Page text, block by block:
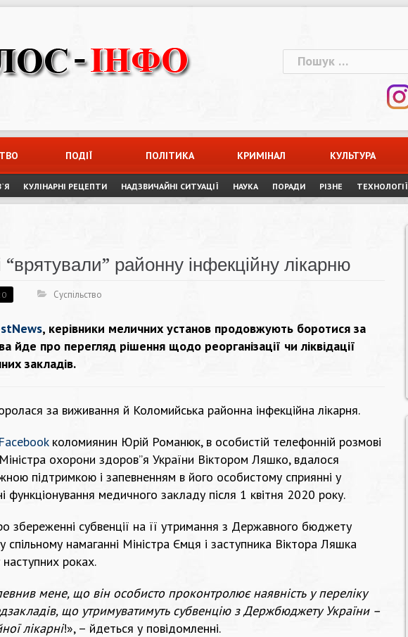
Пошук:
ПОДІЇ ПОЛІТИКА КРИМІНАЛ КУЛЬТУРА
КУЛІНАРНІ РЕЦЕПТИ НАДЗВИЧАЙНІ СИТУАЦІЇ НАУКА ПОРАДИ РІЗНЕ ТЕХНОЛОГІЇ
районну інфекційну лікарню
Суспільство
, керівники меличних установ продовжують боротися за
йде про перегляд рішення щодо реорганізації чи ліквідації
закладів.
за виживання й Коломийська районна інфекційна лікарня.
коломиянин Юрій Романюк, в особистій телефонній розмові
охорони здоров”я України Віктором Ляшко, вдалося
підтримкою і запевненням в його особистому сприянні у
медичного закладу після 1 квітня 2020 року.
збереженні субвенції на її утримання з Державного бюджету
спільному намаганні Міністра Ємця і заступника Віктора Ляшка
роках.
мене, що він особисто проконтролює наявність у переліку
що утримуватимуть субвенцію з Держбюджету України –
лікарні!», – йдеться у повідомленні.